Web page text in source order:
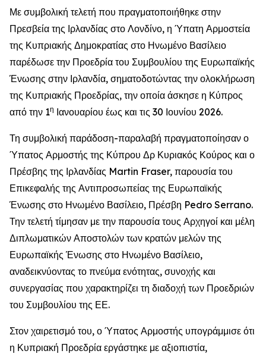
Με συμβολική τελετή που πραγματοποιήθηκε στην
Πρεσβεία της Ιρλανδίας στο Λονδίνο, η Ύπατη Αρμοστεία
της Κυπριακής Δημοκρατίας στο Ηνωμένο Βασίλειο
παρέδωσε την Προεδρία του Συμβουλίου της Ευρωπαϊκής
Ένωσης στην Ιρλανδία, σηματοδοτώντας την ολοκλήρωση
της Κυπριακής Προεδρίας, την οποία άσκησε η Κύπρος
από την 1η Ιανουαρίου έως και τις 30 Ιουνίου 2026.
Τη συμβολική παράδοση-παραλαβή πραγματοποίησαν ο
Ύπατος Αρμοστής της Κύπρου Δρ Κυριακός Κούρος και ο
Πρέσβης της Ιρλανδίας Martin Fraser, παρουσία του
Επικεφαλής της Αντιπροσωπείας της Ευρωπαϊκής
Ένωσης στο Ηνωμένο Βασίλειο, Πρέσβη Pedro Serrano.
Την τελετή τίμησαν με την παρουσία τους Αρχηγοί και μέλη
Διπλωματικών Αποστολών των κρατών μελών της
Ευρωπαϊκής Ένωσης στο Ηνωμένο Βασίλειο,
αναδεικνύοντας το πνεύμα ενότητας, συνοχής και
συνεργασίας που χαρακτηρίζει τη διαδοχή των Προεδριών
του Συμβουλίου της ΕΕ.
Στον χαιρετισμό του, ο Ύπατος Αρμοστής υπογράμμισε ότι
η Κυπριακή Προεδρία εργάστηκε με αξιοπιστία,